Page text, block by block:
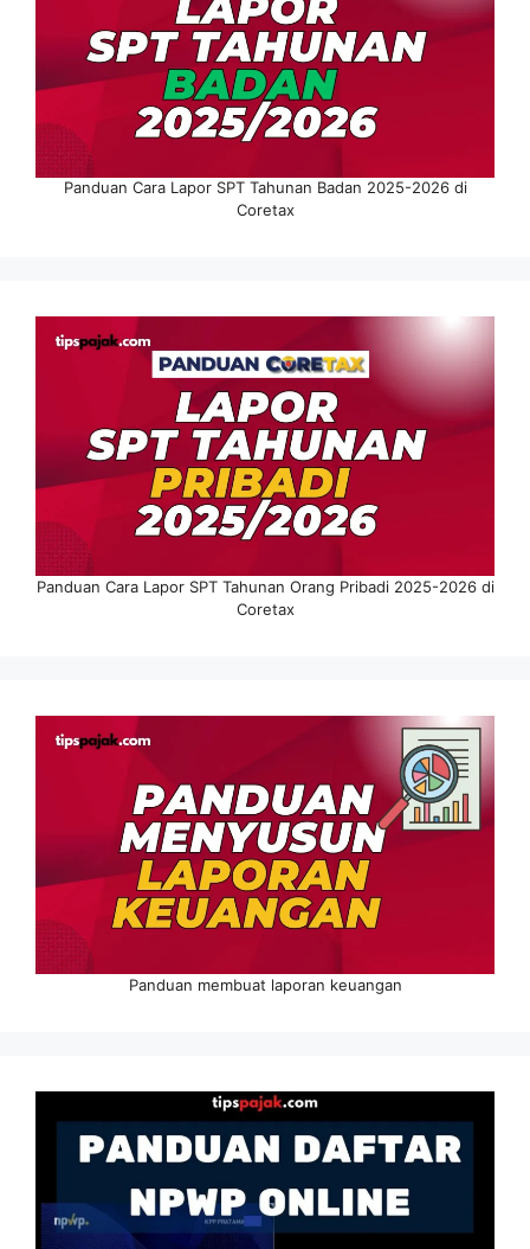
Panduan Cara Lapor SPT Tahunan Badan 2025-2026 di
Coretax
Panduan Cara Lapor SPT Tahunan Orang Pribadi 2025-2026 di
Coretax
Panduan membuat laporan keuangan